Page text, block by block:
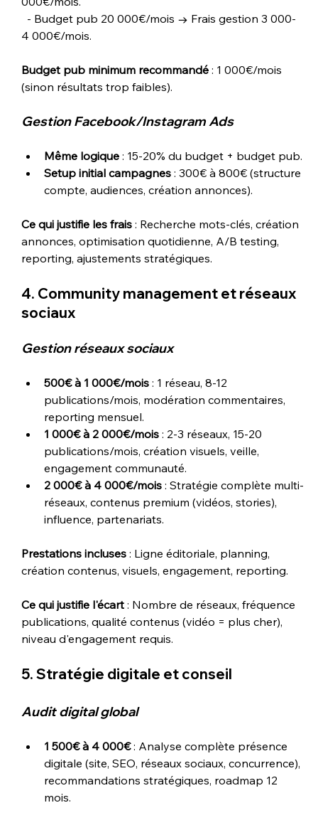
4 000€/mois.
Budget pub minimum recommandé : 1 000€/mois
(sinon résultats trop faibles).
Gestion Facebook/Instagram Ads
Même logique : 15-20% du budget + budget pub.
Setup initial campagnes : 300€ à 800€ (structure
compte, audiences, création annonces).
Ce qui justifie les frais : Recherche mots-clés, création
annonces, optimisation quotidienne, A/B testing,
reporting, ajustements stratégiques.
4. Community management et réseaux
sociaux
Gestion réseaux sociaux
500€ à 1 000€/mois : 1 réseau, 8-12
publications/mois, modération commentaires,
reporting mensuel.
1 000€ à 2 000€/mois : 2-3 réseaux, 15-20
publications/mois, création visuels, veille,
engagement communauté.
2 000€ à 4 000€/mois : Stratégie complète multi-
réseaux, contenus premium (vidéos, stories),
influence, partenariats.
Prestations incluses : Ligne éditoriale, planning,
création contenus, visuels, engagement, reporting.
Ce qui justifie l'écart : Nombre de réseaux, fréquence
publications, qualité contenus (vidéo = plus cher),
niveau d'engagement requis.
5. Stratégie digitale et conseil
Audit digital global
1 500€ à 4 000€ : Analyse complète présence
digitale (site, SEO, réseaux sociaux, concurrence),
recommandations stratégiques, roadmap 12
mois.